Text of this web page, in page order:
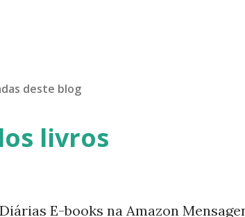
deste blog
livros
E-books na Amazon